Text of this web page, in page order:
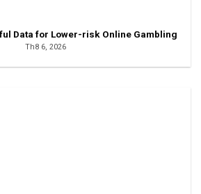
Data for Lower-risk Online Gambling
Th8 6, 2026